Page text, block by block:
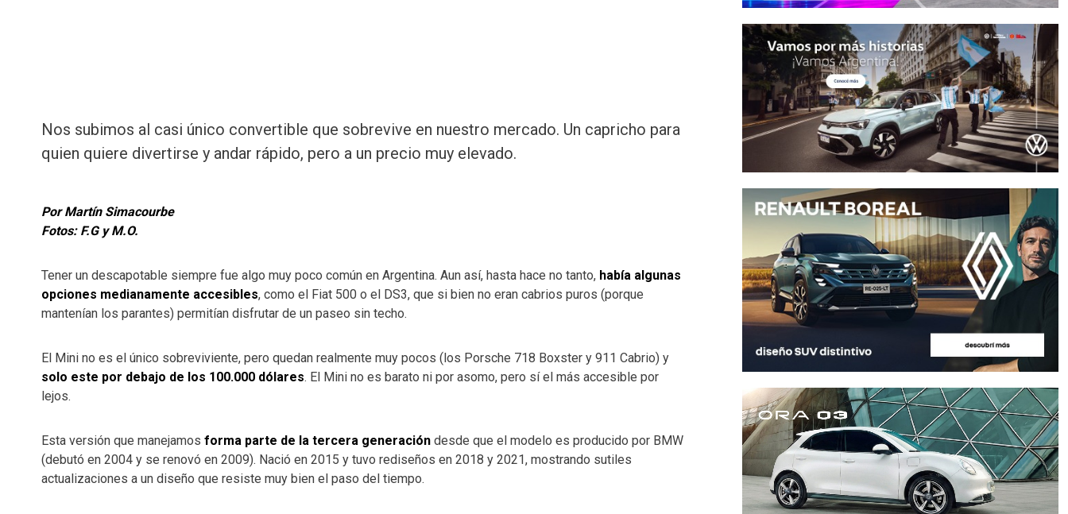
Nos subimos al casi único convertible que sobrevive en nuestro mercado. Un capricho para
quien quiere divertirse y andar rápido, pero a un precio muy elevado.
Por Martín Simacourbe
Fotos: F.G y M.O.
Tener un descapotable siempre fue algo muy poco común en Argentina. Aun así, hasta hace no tanto, había algunas
opciones medianamente accesibles, como el Fiat 500 o el DS3, que si bien no eran cabrios puros (porque
mantenían los parantes) permitían disfrutar de un paseo sin techo.
El Mini no es el único sobreviviente, pero quedan realmente muy pocos (los Porsche 718 Boxster y 911 Cabrio) y
solo este por debajo de los 100.000 dólares. El Mini no es barato ni por asomo, pero sí el más accesible por
lejos.
Esta versión que manejamos forma parte de la tercera generación desde que el modelo es producido por BMW
(debutó en 2004 y se renovó en 2009). Nació en 2015 y tuvo rediseños en 2018 y 2021, mostrando sutiles
actualizaciones a un diseño que resiste muy bien el paso del tiempo.